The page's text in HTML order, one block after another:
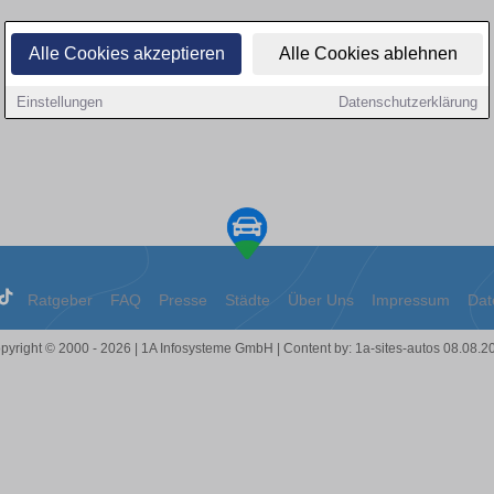
Alle Cookies akzeptieren Alle Cookies ablehnen
Einstellungen Datenschutzerklärung
Ratgeber FAQ Presse Städte Über Uns Impressum
© 2000 - 2026 | 1A Infosysteme GmbH | Content by: 1a-sites-autos